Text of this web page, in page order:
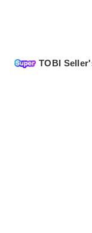
TOBI